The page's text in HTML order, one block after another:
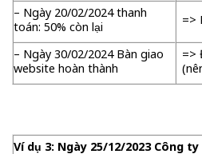
– Ngày 20/02/2024 thanh
toán: 50% còn lại
=>
– Ngày 30/02/2024 Bàn giao
website hoàn thành
=>
Ví dụ 3: Ngày 25/12/2023 Công